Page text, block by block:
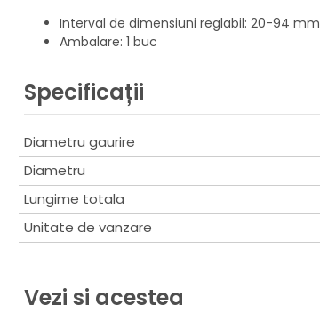
Interval de dimensiuni reglabil: 20-94 mm
Ambalare: 1 buc
Specificații
Diametru gaurire
Diametru
Lungime totala
Unitate de vanzare
Vezi si acestea